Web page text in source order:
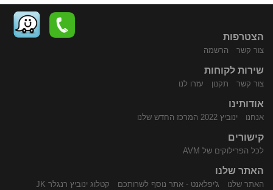
הצטרפות
צור קשר הרשמה
שירות לקוחות
צור קשר תקנון עזרו לנו
אודותינו
אנחנו ינוביץ 2022 המרכז החדש שלנו
קישורים
לכל הפרילוקים של AVM
האתר שלנו
האתר שלנו ג'יפלאנט - אתר נוסף לשרותכם
קטלוג ינוביץ רנגלר JK